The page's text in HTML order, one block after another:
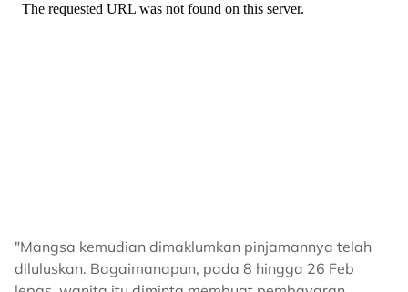
"Mangsa kemudian dimaklumkan pinjamannya telah
diluluskan. Bagaimanapun, pada 8 hingga 26 Feb